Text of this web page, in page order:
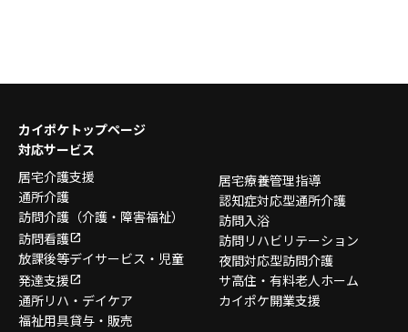
カイポケトップページ
対応サービス
居宅介護支援
通所介護
訪問介護 （介護・障害福祉）
訪問看護
放課後等デイサービス・ 児童
発達支援
通所リハ・デイケア
福祉用具貸与・販売
居宅療養管理指導
認知症対応型通所介護
訪問入浴
訪問リハビリテーション
夜間対応型訪問介護
サ高住・有料老人ホーム
カイポケ開業支援